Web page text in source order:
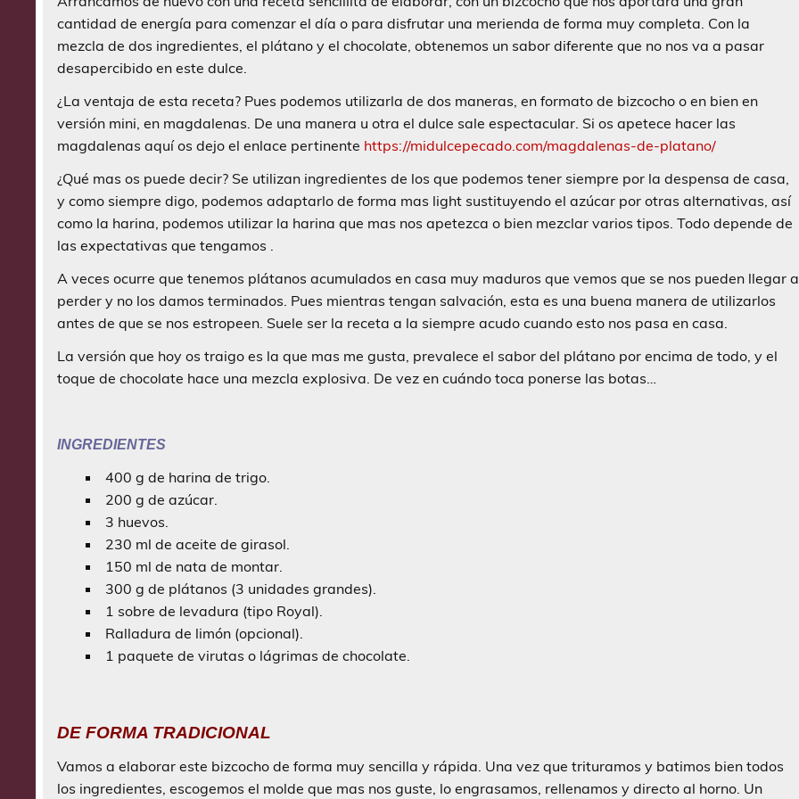
cantidad de energía para comenzar el día o para disfrutar una merienda de forma muy completa. Con la
mezcla de dos ingredientes, el plátano y el chocolate, obtenemos un sabor diferente que no nos va a pasar
desapercibido en este dulce.
¿La ventaja de esta receta? Pues podemos utilizarla de dos maneras, en formato de bizcocho o en bien en
versión mini, en magdalenas. De una manera u otra el dulce sale espectacular. Si os apetece hacer las
magdalenas aquí os dejo el enlace pertinente https://midulcepecado.com/magdalenas-de-platano/
¿Qué mas os puede decir? Se utilizan ingredientes de los que podemos tener siempre por la despensa de casa,
y como siempre digo, podemos adaptarlo de forma mas light sustituyendo el azúcar por otras alternativas, así
como la harina, podemos utilizar la harina que mas nos apetezca o bien mezclar varios tipos. Todo depende de
las expectativas que tengamos .
A veces ocurre que tenemos plátanos acumulados en casa muy maduros que vemos que se nos pueden llegar a
perder y no los damos terminados. Pues mientras tengan salvación, esta es una buena manera de utilizarlos
antes de que se nos estropeen. Suele ser la receta a la siempre acudo cuando esto nos pasa en casa.
La versión que hoy os traigo es la que mas me gusta, prevalece el sabor del plátano por encima de todo, y el
toque de chocolate hace una mezcla explosiva. De vez en cuándo toca ponerse las botas…
INGREDIENTES
400 g de harina de trigo.
200 g de azúcar.
3 huevos.
230 ml de aceite de girasol.
150 ml de nata de montar.
300 g de plátanos (3 unidades grandes).
1 sobre de levadura (tipo Royal).
Ralladura de limón (opcional).
1 paquete de virutas o lágrimas de chocolate.
DE FORMA TRADICIONAL
Vamos a elaborar este bizcocho de forma muy sencilla y rápida. Una vez que trituramos y batimos bien todos
los ingredientes, escogemos el molde que mas nos guste, lo engrasamos, rellenamos y directo al horno. Un